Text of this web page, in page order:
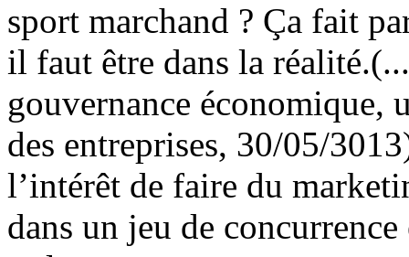
sport marchand ? Ça fait
il faut être dans la
gouvernance
des entreprises, 30/05/
l’intérêt de faire du
dans un jeu de